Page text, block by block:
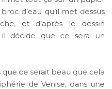
d’eau qu’il met dessus
et d’après le dessin
décide que ce sera un
que ce serait beau que cela
de Venise, dans une